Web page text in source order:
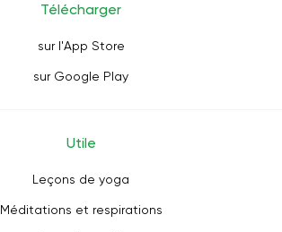
Télécharger
sur l'App Store
sur Google Play
Utile
Leçons de yoga
Méditations et respirations